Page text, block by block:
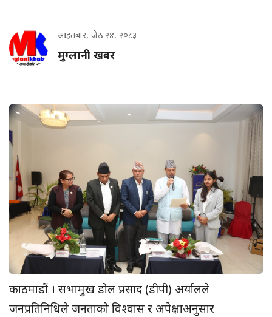
आइतबार, जेठ २४, २०८३
मुग्लानी खबर
काठमाडौं । सभामुख डोल प्रसाद (डीपी) अर्यालले
जनप्रतिनिधिले जनताको विश्वास र अपेक्षाअनुसार